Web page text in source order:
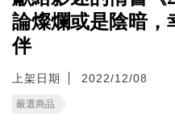
論燦爛或是陰暗，
伴
上架日期 2022/12/08
嚴選商品